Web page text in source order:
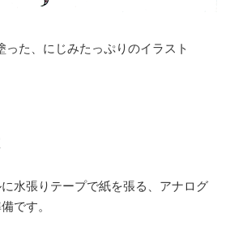
た、にじみたっぷりのイラスト
水張りテープで紙を張る、アナログ
です。